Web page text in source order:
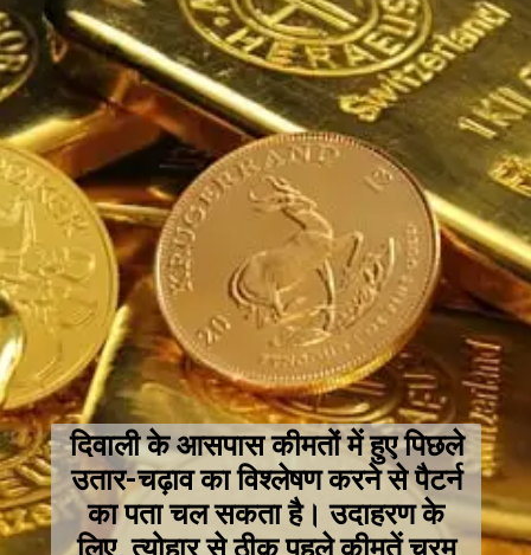
दिवाली के आसपास कीमतों में हुए पिछले
उतार-चढ़ाव का विश्लेषण करने से पैटर्न
का पता चल सकता है। उदाहरण के